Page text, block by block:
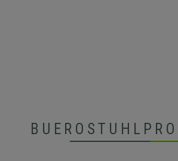
BUEROSTUHLPRO